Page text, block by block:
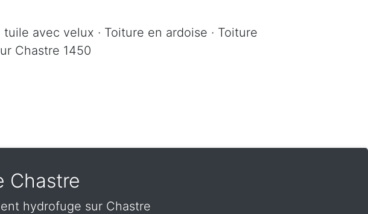
avec velux · Toiture en ardoise · Toiture
Chastre 1450
Chastre
hydrofuge sur Chastre